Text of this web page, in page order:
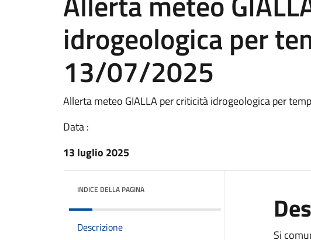
idrogeologica per
13/07/2025
Allerta meteo GIALLA per criticità idrogeologica per
Data :
13 luglio 2025
INDICE DELLA PAGINA
Descrizione
Si